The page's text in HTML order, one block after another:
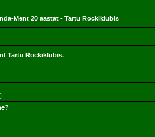
Ment 20 aastat - Tartu Rockiklubis
Tartu Rockiklubis.
]